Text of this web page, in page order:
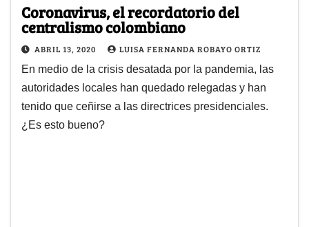
Coronavirus, el recordatorio del
centralismo colombiano
ABRIL 13, 2020 LUISA FERNANDA ROBAYO ORTIZ
En medio de la crisis desatada por la pandemia, las
autoridades locales han quedado relegadas y han
tenido que ceñirse a las directrices presidenciales.
¿Es esto bueno?